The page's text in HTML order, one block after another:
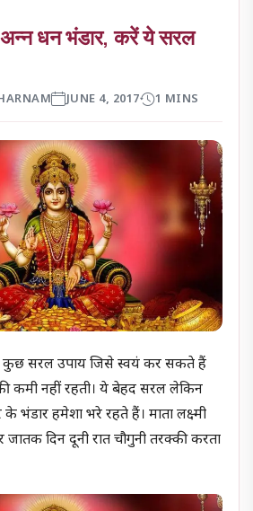
अन्न धन भंडार, करें ये सरल
JUNE 4, 2017 1 MINS
कुछ सरल उपाय जिसे स्वयं कर सकते हैं
कमी नहीं रहती। ये बेहद सरल लेकिन
के भंडार हमेशा भरे रहते हैं। माता लक्ष्मी
दिन दूनी रात चौगुनी तरक्की करता